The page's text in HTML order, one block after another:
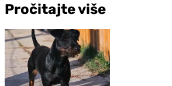
Pročitajte više